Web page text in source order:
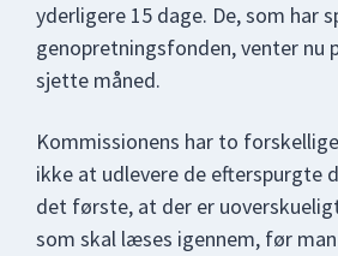
yderligere 15 dage. De, som har
genopretningsfonden, venter nu
sjette måned.
Kommissionens har to
ikke at udlevere de efterspurgte
det første, at der er
som skal læses igennem, før